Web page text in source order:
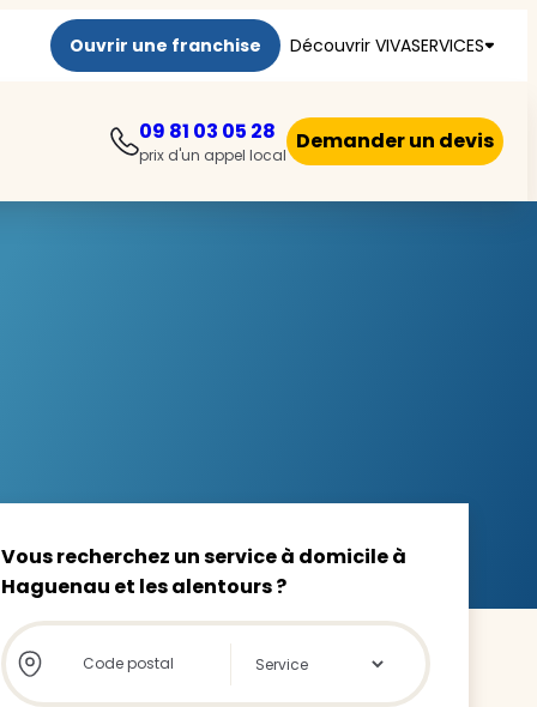
Ouvrir une franchise Découvrir VIVASERVICES
09 81 03 05 28
prix d'un appel local
Demander un devis
Vous recherchez un service à domicile à
Haguenau et les alentours ?
Store locator global - Autocompletion
Rechercher